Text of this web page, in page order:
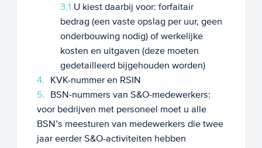
U kiest daarbij voor: forfaitair
bedrag (een vaste opslag per uur, geen
onderbouwing nodig) of werkelijke
kosten en uitgaven (deze moeten
gedetailleerd bijgehouden worden)
KVK-nummer en RSIN
BSN-nummers van S&O-medewerkers:
voor bedrijven met personeel moet u alle
BSN’s meesturen van medewerkers die twee
jaar eerder S&O-activiteiten hebben